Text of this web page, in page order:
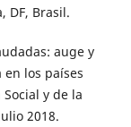
DF, Brasil.
auge y
en los países
y de la
2018.